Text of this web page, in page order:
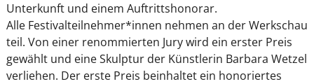
Unterkunft und einem Auftrittshonorar.
Alle Festivalteilnehmer*innen nehmen an der Werkschau
teil. Von einer renommierten Jury wird ein erster Preis
gewählt und eine Skulptur der Künstlerin Barbara Wetzel
verliehen. Der erste Preis beinhaltet ein honoriertes